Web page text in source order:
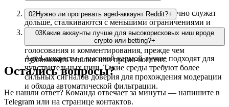
Да. Аккаунты более высокого качества обычно служат
дольше, сталкиваются с меньшими ограничениями и
дают лучшие результаты по вовлечённости и конверсии.
02Нужно ли прогревать aged-аккаунт Reddit?+
Да. Даже aged-аккаунты следует использовать
постепенно. Рекомендуем начать с просмотра,
голосования и комментирования, прежде чем
публиковать ссылки или промо-контент.
03Какие аккаунты лучше для высокорисковых ниш вроде
crypto или betting?+
Aged-аккаунты с высокой кармой лучше подходят для
чувствительных ниш. Такие среды требуют более
сильных сигналов доверия для прохождения модерации
и обхода автоматической фильтрации.
Остались вопросы?
Не нашли ответ? Команда отвечает за минуты — напишите в
Telegram или на странице контактов.